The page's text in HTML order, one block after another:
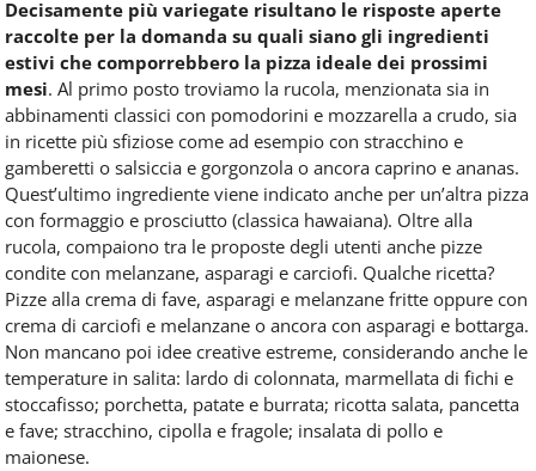
Decisamente più variegate risultano le risposte aperte
raccolte per la domanda su quali siano gli ingredienti
estivi che comporrebbero la pizza ideale dei prossimi
mesi. Al primo posto troviamo la rucola, menzionata sia in
abbinamenti classici con pomodorini e mozzarella a crudo, sia
in ricette più sfiziose come ad esempio con stracchino e
gamberetti o salsiccia e gorgonzola o ancora caprino e ananas.
Quest’ultimo ingrediente viene indicato anche per un’altra pizza
con formaggio e prosciutto (classica hawaiana). Oltre alla
rucola, compaiono tra le proposte degli utenti anche pizze
condite con melanzane, asparagi e carciofi. Qualche ricetta?
Pizze alla crema di fave, asparagi e melanzane fritte oppure con
crema di carciofi e melanzane o ancora con asparagi e bottarga.
Non mancano poi idee creative estreme, considerando anche le
temperature in salita: lardo di colonnata, marmellata di fichi e
stoccafisso; porchetta, patate e burrata; ricotta salata, pancetta
e fave; stracchino, cipolla e fragole; insalata di pollo e
maionese.